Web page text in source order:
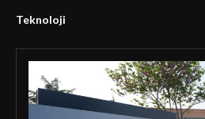
Teknoloji